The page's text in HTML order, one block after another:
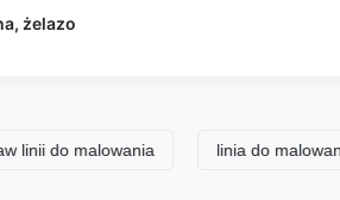
żelazo
malowania linia do malowania BZB